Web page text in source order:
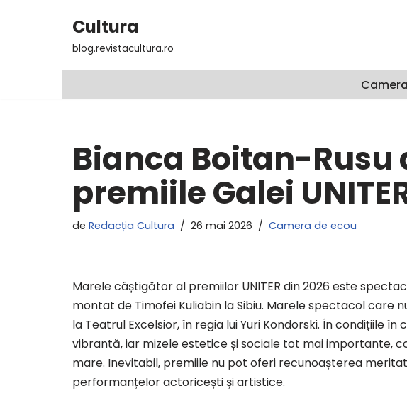
Cultura
blog.revistacultura.ro
Bianca Boitan-Rusu
premiile Galei
de Redacția Cultura 26 mai 2026 Camera de ecou
Marele câștigător al premiilor UNITER din 2026 este
montat de Timofei Kuliabin la Sibiu. Marele spectacol care
la Teatrul Excelsior, în regia lui Yuri Kondorski. În condițiile
vibrantă, iar mizele estetice și sociale tot mai importante,
mare. Inevitabil, premiile nu pot oferi recunoașterea
performanțelor actoricești și artistice.